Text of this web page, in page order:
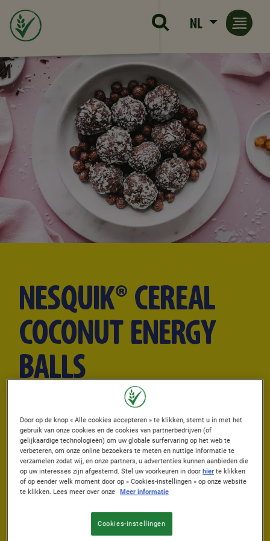
NL
NESQUIK® CEREAL
COCONUT ENERGY
BALLS
Author
By Nestlé Cereals
PREPARATION TIME
0 min.
COOKING TIME
6 min.
Gemakkelijk
Door op de knop « Alle cookies accepteren » te klikken, stemt u in met het
gebruik van onze cookies en de cookies van partnerbedrijven (of
gelijkaardige technologieën) om uw globale surfervaring op het web te
verbeteren, om onze online bezoekers te meten en nuttige informatie te
verzamelen zodat wij, en onze partners, u advertenties kunnen aanbieden die
op uw interesses zijn afgestemd. Stel uw voorkeuren in doorhier te klikken
of op eender welk moment door op « Cookies-instellingen » op onze website
te klikken. Lees meer over onze Meer informatie
Cookies-instellingen